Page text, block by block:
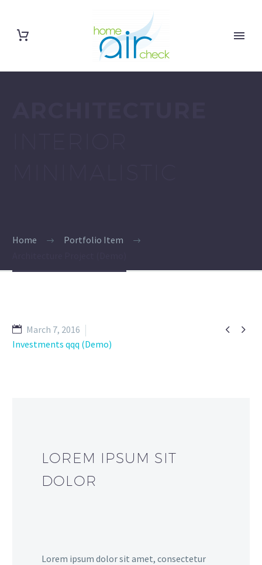
Home
Portfolio Item
 
March 7, 2016
Investments qqq (Demo)
LOREM IPSUM SIT
DOLOR
Lorem ipsum dolor sit amet, consectetur